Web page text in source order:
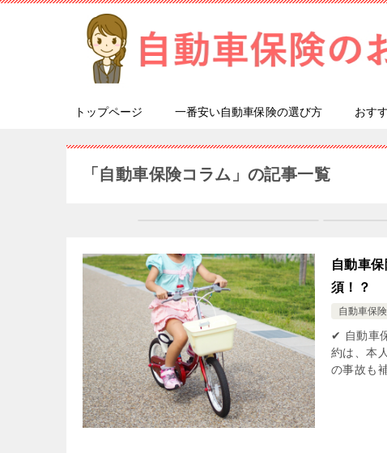
トップページ 一番安い自動車保険の選び方 おす
「自動車保険コラム」の記事一覧
自動車
須！？
自動車保
✔ 自動車
約は、本
の事故も